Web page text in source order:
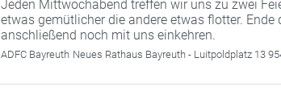
Jeden Mittwochabend treffen wir uns zu zwei
etwas gemütlicher die andere etwas flotter. Ende
anschließend noch mit uns einkehren.
ADFC Bayreuth Neues Rathaus Bayreuth - Luitpoldplatz 13